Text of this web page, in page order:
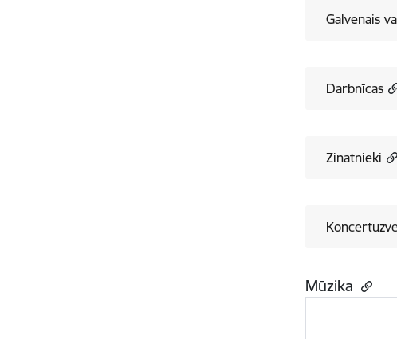
Galvenais
Darbnīcas
Zinātnieki
Mūzika